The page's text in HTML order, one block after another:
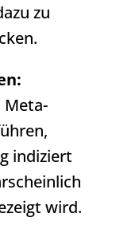
zu
Meta-
indiziert
wird.